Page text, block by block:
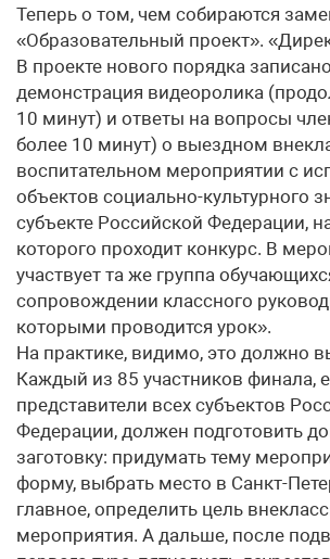
Теперь о том, чем собираются
«Образовательный проект».
В проекте нового порядка
демонстрация видеоролика
10 минут) и ответы на вопросы
более 10 минут) о выездном
воспитательном мероприятии с
объектов социально-культурного
субъекте Российской Федерации,
которого проходит конкурс. В
участвует та же группа
сопровождении классного
которыми проводится урок».
На практике, видимо, это должно
Каждый из 85 участников финала,
представители всех субъектов
Федерации, должен подготовить
заготовку: придумать тему
форму, выбрать место в Санкт-
главное, определить цель
мероприятия. А дальше, после